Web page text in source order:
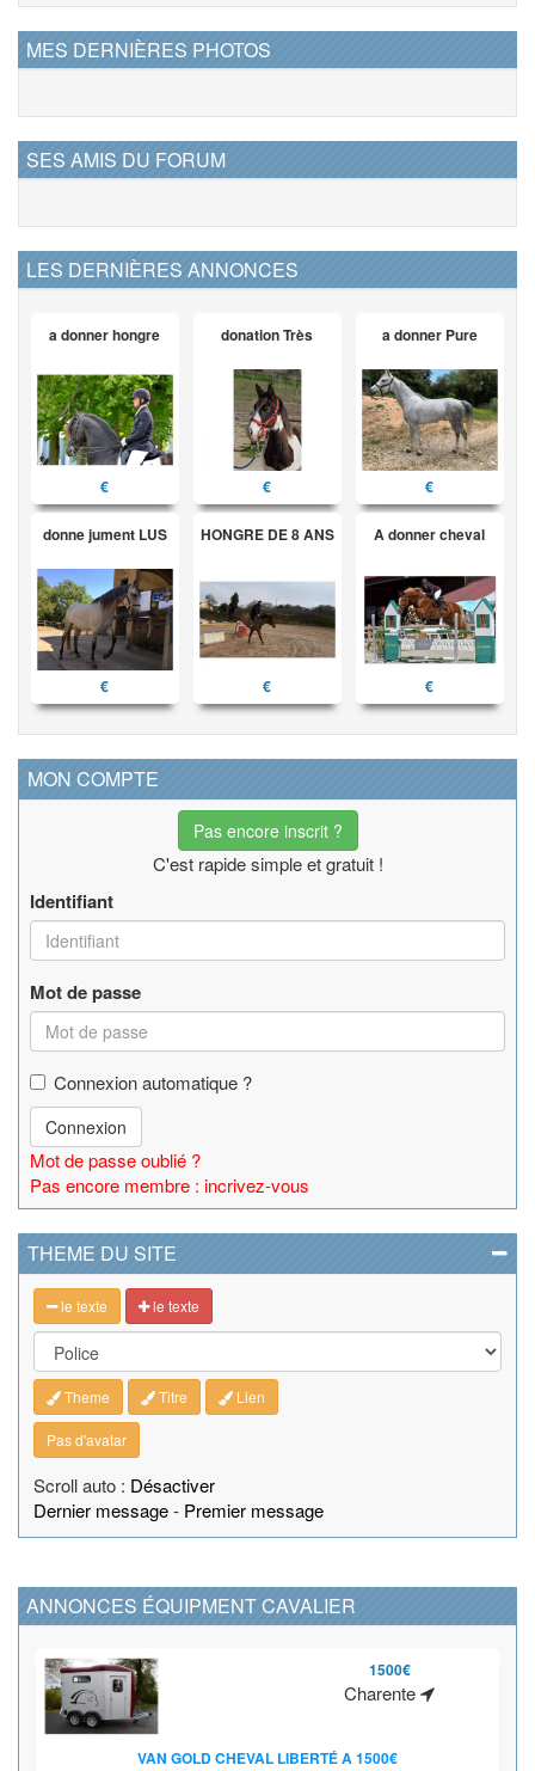
MES DERNIÈRES PHOTOS
SES AMIS DU FORUM
LES DERNIÈRES ANNONCES
a donner hongre
€
donation Très
€
a donner Pure
€
donne jument LUS
€
HONGRE DE 8 ANS
€
A donner cheval
€
MON COMPTE
Pas encore inscrit ?
C'est rapide simple et gratuit !
Identifiant
Mot de passe
Connexion automatique ?
Connexion
Mot de passe oublié ?
Pas encore membre : incrivez-vous
THEME DU SITE
le texte le texte
Theme Titre Lien
Pas d'avatar
Scroll auto : Désactiver
Dernier message- Premier message
ANNONCES ÉQUIPMENT CAVALIER
1500€
Charente
VAN GOLD CHEVAL LIBERTÉ A 1500€